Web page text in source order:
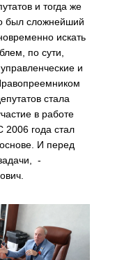
и тогда же
был сложнейший
искать
по сути,
и
стала
в работе
2006 года стал
И перед
-